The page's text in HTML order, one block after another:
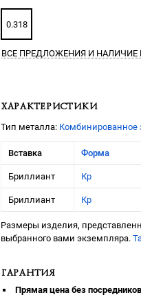
0.318
ВСЕ ПРЕДЛОЖЕНИЯ И НАЛИЧИЕ
ХАРАКТЕРИСТИКИ
Тип металла: Комбинированное
Вставка Форма
Бриллиант Кр
Бриллиант Кр
Размеры изделия,
выбранного вами экземпляра.
ГАРАНТИЯ
Прямая цена без